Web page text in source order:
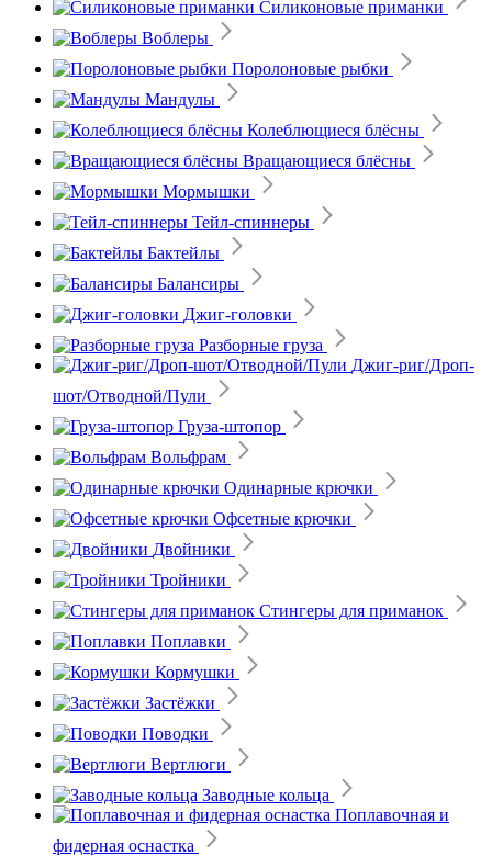
Силиконовые приманки
Воблеры
Поролоновые рыбки
Мандулы
Колеблющиеся блёсны
Вращающиеся блёсны
Мормышки
Тейл-спиннеры
Бактейлы
Балансиры
Джиг-головки
Разборные груза
Джиг-риг/Дроп-
шот/Отводной/Пули
Груза-штопор
Вольфрам
Одинарные крючки
Офсетные крючки
Двойники
Тройники
Стингеры для приманок
Поплавки
Кормушки
Застёжки
Поводки
Вертлюги
Заводные кольца
Поплавочная и
фидерная оснастка